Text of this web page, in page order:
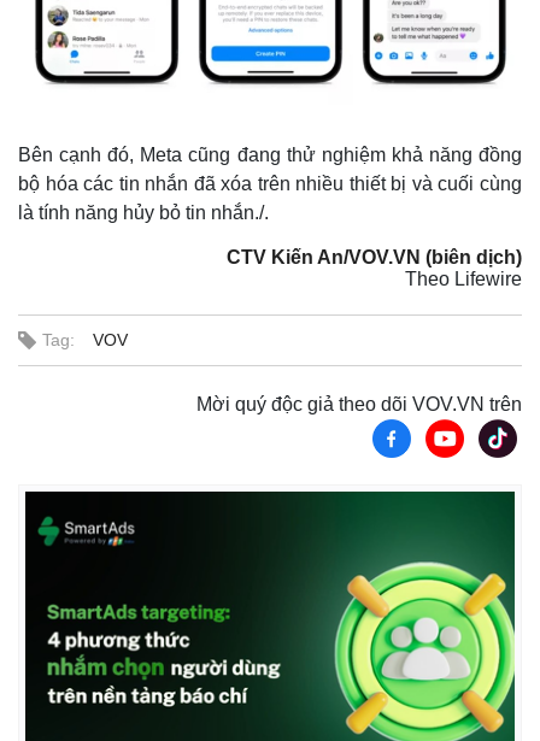
Thế giới
Quan sát
Cuộc sống đó đây
Multimedia
Video
Infographic
Bên cạnh đó, Meta cũng đang thử nghiệm khả năng đồng
bộ hóa các tin nhắn đã xóa trên nhiều thiết bị và cuối cùng
là tính năng hủy bỏ tin nhắn./.
CTV Kiến An/VOV.VN (biên dịch)
Theo Lifewire
Tag: VOV
Mời quý độc giả theo dõi VOV.VN trên